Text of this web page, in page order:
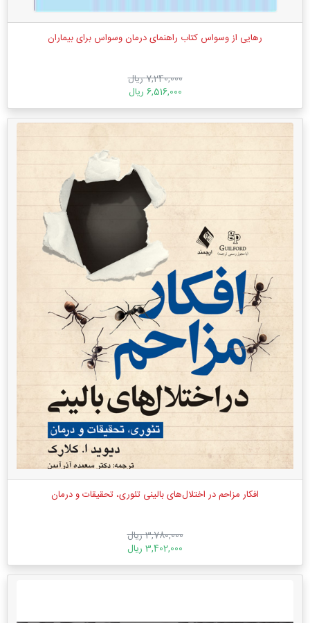
رهایی از وسواس کتاب راهنمای درمان وسواس برای بیماران
7,240,000 ریال
6,516,000 ریال
افکار مزاحم در اختلال‌های بالینی تئوری، تحقیقات و درمان
3,780,000 ریال
3,402,000 ریال